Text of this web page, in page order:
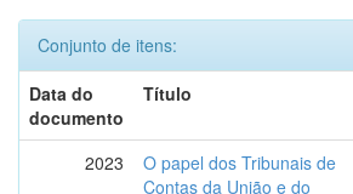
Conjunto de itens:
Data do
documento
Título
2023
O papel dos Tribunais de
Contas da União e do